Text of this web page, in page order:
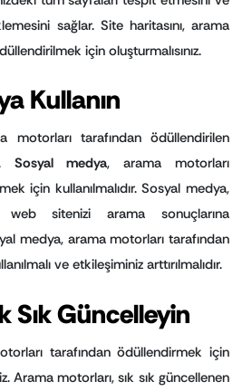
sağlar. Site haritasını, arama
için oluşturmalısınız.
Kullanın
motorları tarafından ödüllendirilen
Sosyal medya, arama motorları
için kullanılmalıdır. Sosyal medya,
web sitenizi arama sonuçlarına
medya, arama motorları tarafından
ve etkileşiminiz arttırılmalıdır.
Sık Güncelleyin
tarafından ödüllendirmek için
Arama motorları, sık sık güncellenen